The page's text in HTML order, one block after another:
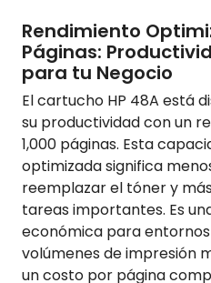
Rendimiento
Páginas:
para tu Negocio
El cartucho HP 48A está
su productividad con un
1,000 páginas. Esta
optimizada significa
reemplazar el tóner y
tareas importantes. Es
económica para
volúmenes de impresión
un costo por página